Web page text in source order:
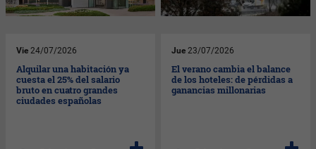
Vie 24/07/2026
Alquilar una habitación ya
cuesta el 25% del salario
bruto en cuatro grandes
ciudades españolas
Jue 23/07/2026
El verano cambia el balance
de los hoteles: de pérdidas a
ganancias millonarias